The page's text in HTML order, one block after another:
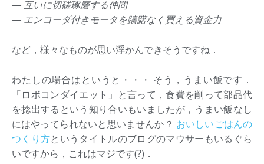
― 互いに切磋琢磨する仲間
― エンコーダ付きモータを躊躇なく買える資金力
など，様々なものが思い浮かんできそうですね．
わたしの場合はというと・・・ そう，うまい飯です．
「ロボコンダイエット」と言って，食費を削って部品代
を捻出するという知り合いもいましたが，うまい飯なし
にはやってられないと思いませんか？ おいしいごはんの
つくり方というタイトルのブログのマウサーもいるぐら
いですから，これはマジです(?)．